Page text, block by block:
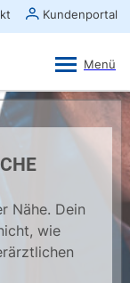
Nähe. Dein
wie
Ansehen